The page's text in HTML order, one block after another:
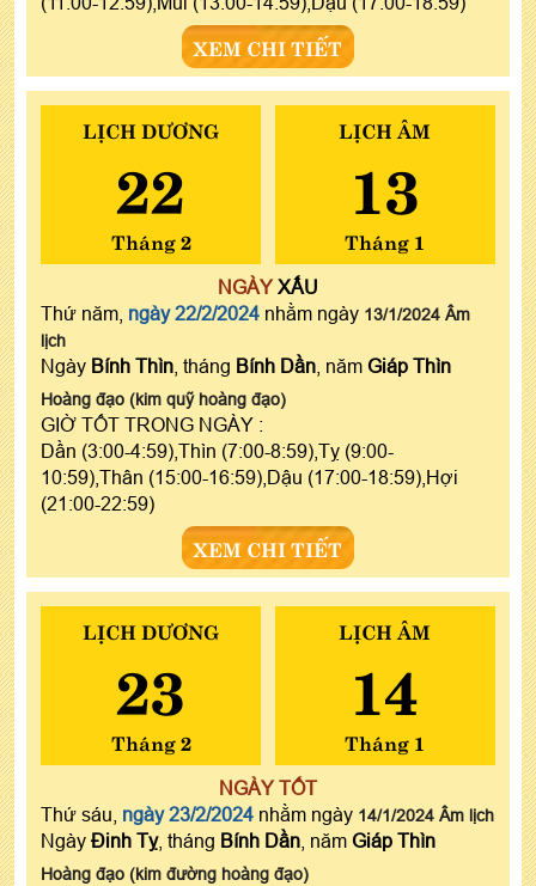
XEM CHI TIẾT
LỊCH DƯƠNG
22
Tháng 2
LỊCH ÂM
13
Tháng 1
NGÀYXẤU
Thứ năm, ngày 22/2/2024 nhằm ngày 13/1/2024 Âm
lịch
Ngày Bính Thìn , tháng Bính Dần , năm Giáp Thìn
Hoàng đạo (kim quỹ hoàng đạo)
GIỜ TỐT TRONG NGÀY :
Dần (3:00-4:59),Thìn (7:00-8:59),Tỵ (9:00-
10:59),Thân (15:00-16:59),Dậu (17:00-18:59),Hợi
(21:00-22:59)
XEM CHI TIẾT
LỊCH DƯƠNG
23
Tháng 2
LỊCH ÂM
14
Tháng 1
NGÀY TỐT
Thứ sáu, ngày 23/2/2024 nhằm ngày 14/1/2024 Âm lịch
Ngày Đinh Tỵ, tháng Bính Dần , năm Giáp Thìn
Hoàng đạo (kim đường hoàng đạo)